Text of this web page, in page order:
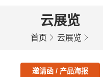
云展览
首页 云展览
邀请函 / 产品海报